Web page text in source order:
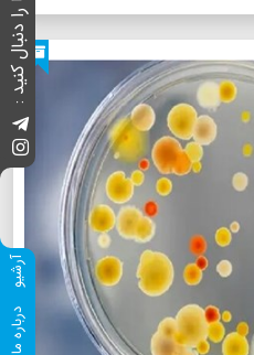
ما را دنبال کنید :
آرشیو
درباره ما